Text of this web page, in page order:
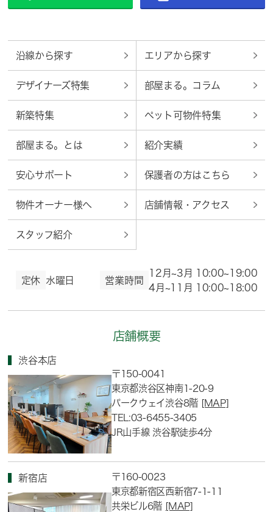
沿線から探す エリアから探す
デザイナーズ特集 部屋まる。コラム
新築特集 ペット可物件特集
部屋まる。とは 紹介実績
安心サポート 保護者の方はこちら
物件オーナー様へ 店舗情報・アクセス
スタッフ紹介
定休 水曜日 営業時間
12月~3月 10:00~19:00
4月~11月 10:00~18:00
店舗概要
渋谷本店
〒150-0041
東京都渋谷区神南1-20-9
パークウェイ渋谷8階 [MAP]
TEL:03-6455-3405
JR山手線 渋谷駅徒歩4分
新宿店
〒160-0023
東京都新宿区西新宿7-1-11
共栄ビル6階 [MAP]